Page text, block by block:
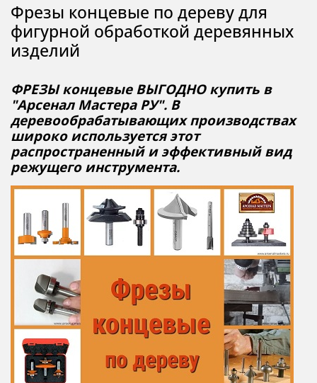
Фрезы концевые по дереву для
фигурной обработкой деревянных
изделий
ФРЕЗЫ концевые ВЫГОДНО купить в
"Арсенал Мастера РУ". В
деревообрабатывающих производствах
широко используется этот
распространенный и эффективный вид
режущего инструмента.